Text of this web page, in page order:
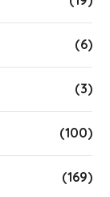
(6)
(3)
(100)
(169)